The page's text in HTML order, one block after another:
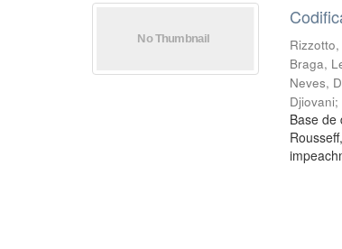
Braga,
Neves,
Djiovani;
Base de